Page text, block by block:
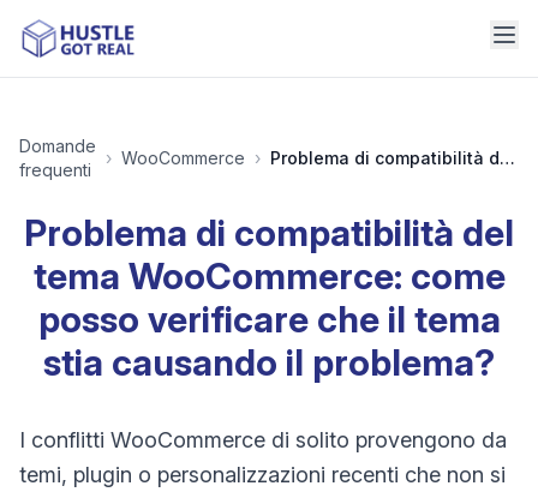
Domande
frequenti
› WooCommerce › Problema di compatibilità del tema WooCommerce: come posso verificare che il tema stia causando il problema?
Problema di compatibilità del
tema WooCommerce: come
posso verificare che il tema
stia causando il problema?
I conflitti WooCommerce di solito provengono da
temi, plugin o personalizzazioni recenti che non si